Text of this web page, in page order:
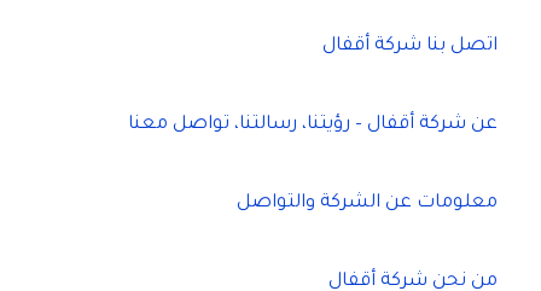
اتصل بنا شركة أقفال
عن شركة أقفال – رؤيتنا، رسالتنا، تواصل معنا
معلومات عن الشركة والتواصل
من نحن شركة أقفال